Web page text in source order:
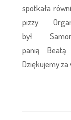
spotkała
pizzy.
był
panią
Beatą
Dziękujemy za